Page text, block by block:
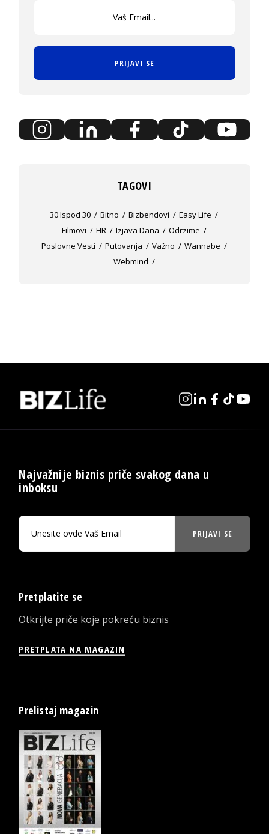
PRIJAVI SE
TAGOVI
30 Ispod 30 Bitno Bizbendovi
Easy Life
Filmovi
HR Izjava Dana
Odrzime
Poslovne Vesti
Putovanja Važno
Wannabe
Webmind
Najvažnije biznis priče svakog dana u
inboksu
PRIJAVI SE
Pretplatite se
Otkrijte priče koje pokreću biznis
PRETPLATA NA MAGAZIN
Prelistaj magazin